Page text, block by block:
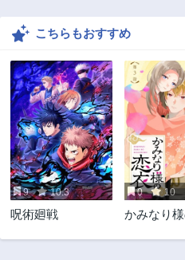
第192話
第190話
1ヶ月前
第188話
1ヶ月前
第186話
1ヶ月前
第184話
1ヶ月前
第182話
こちらもおすすめ
9 10.3
呪術廻戦
0 10
かみなり